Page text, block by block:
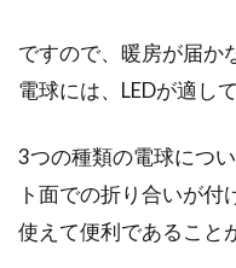
い
でき
ですので、暖房が届か
電球には、LEDが適し
3つの種類の電球につ
ト面での折り合いが付
使えて便利であること